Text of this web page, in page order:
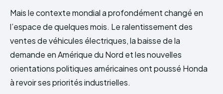
Mais le contexte mondial a profondément changé en
l’espace de quelques mois. Le ralentissement des
ventes de véhicules électriques, la baisse de la
demande en Amérique du Nord et les nouvelles
orientations politiques américaines ont poussé Honda
à revoir ses priorités industrielles.